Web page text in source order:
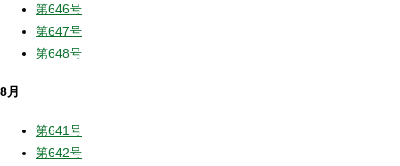
第646号
第647号
第648号
8月
第641号
第642号